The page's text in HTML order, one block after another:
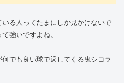
る人ってたまにしか見かけないで
強いですよね。
でも良い球で返してくる鬼シコラ